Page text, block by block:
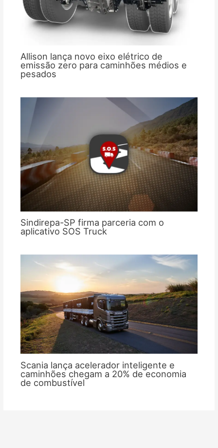
Allison lança novo eixo elétrico de
emissão zero para caminhões médios e
pesados
Sindirepa-SP firma parceria com o
aplicativo SOS Truck
Scania lança acelerador inteligente e
caminhões chegam a 20% de economia
de combustível